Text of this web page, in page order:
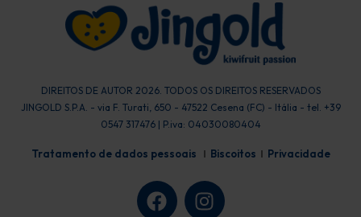
DIREITOS DE AUTOR 2026. TODOS OS DIREITOS RESERVADOS
JINGOLD S.P.A. - via F. Turati, 650 - 47522 Cesena (FC) - Itália - tel. +39
0547 317476 | P.iva: 04030080404
Tratamento de dados pessoais Biscoitos Privacidade
a
n